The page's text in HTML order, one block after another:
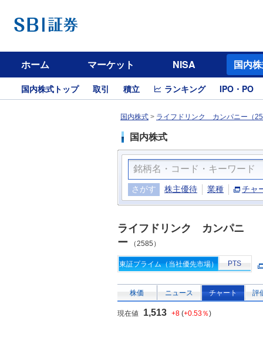
ホーム マーケット NISA 国内
国内株式トップ 取引 積立 ランキング IPO・PO
国内株式 > ライフドリンク カンパニー（
国内株式
さがす 株主優待 業種 チャ
ライフドリンク カンパニ
ー （2585）
東証プライム（当社優先市場） PTS
株価 ニュース チャート 評
現在値 1,513 +8 (+0.53％)